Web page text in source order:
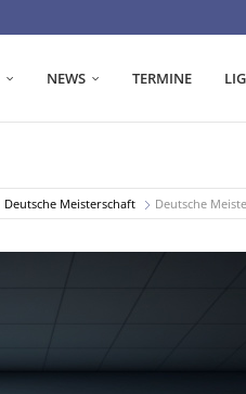
NEWS TERMINE
Deutsche Meisterschaft Deutsche